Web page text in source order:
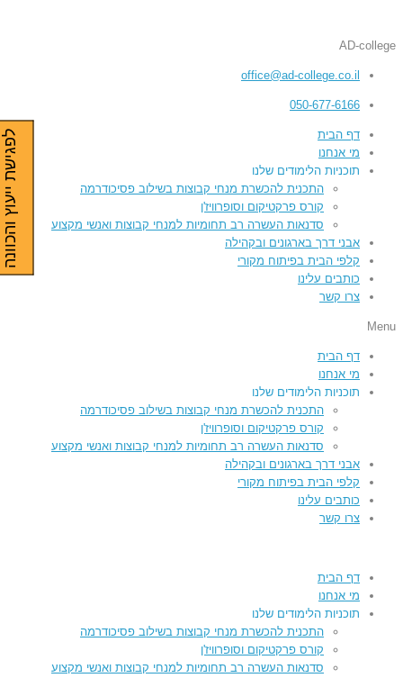
AD-college
office@ad-college.co.il
050-677-6166
דף הבית
מי אנחנו
תוכניות הלימודים שלנו
התכנית להכשרת מנחי קבוצות בשילוב פסיכודרמה
קורס פרקטיקום וסופרוויז'ן
סדנאות העשרה רב תחומיות למנחי קבוצות ואנשי מקצוע
אבני דרך בארגונים ובקהילה
קלפי הבית בפיתוח מקורי
כותבים עלינו
צרו קשר
Menu
דף הבית
מי אנחנו
תוכניות הלימודים שלנו
התכנית להכשרת מנחי קבוצות בשילוב פסיכודרמה
קורס פרקטיקום וסופרוויז'ן
סדנאות העשרה רב תחומיות למנחי קבוצות ואנשי מקצוע
אבני דרך בארגונים ובקהילה
קלפי הבית בפיתוח מקורי
כותבים עלינו
צרו קשר
דף הבית
מי אנחנו
תוכניות הלימודים שלנו
התכנית להכשרת מנחי קבוצות בשילוב פסיכודרמה
קורס פרקטיקום וסופרוויז'ן
סדנאות העשרה רב תחומיות למנחי קבוצות ואנשי מקצוע
לפגישת ייעוץ והכוונה